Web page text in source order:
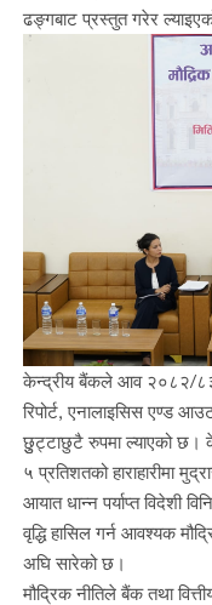
ढङ्गबाट प्रस्तुत गरेर
केन्द्रीय बैंकले आव २०८२/८३
रिपोर्ट, एनालाइसिस एण्ड
छुुट्टाछुटै रुपमा ल्याएको
५ प्रतिशतको हाराहारीमा
आयात धान्न पर्याप्त विदेशी
वृद्धि हासिल गर्न आवश्यक
अघि सारेको छ।
मौद्रिक नीतिले बैंक तथा